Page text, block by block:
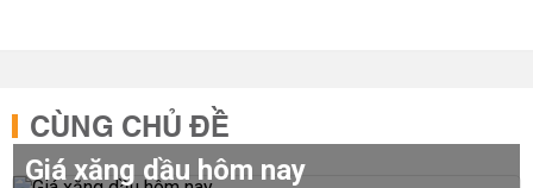
CÙNG CHỦ ĐỀ
Giá xăng dầu hôm nay